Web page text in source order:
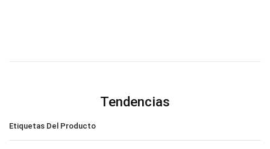
Tendencias
Etiquetas Del Producto